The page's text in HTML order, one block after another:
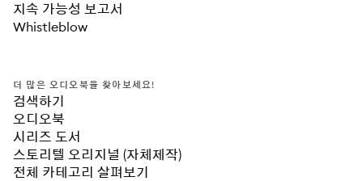
지속 가능성 보고서
Whistleblow
더 많은 오디오북을 찾아보세요!
검색하기
오디오북
시리즈 도서
스토리텔 오리지널 (자체제작)
전체 카테고리 살펴보기